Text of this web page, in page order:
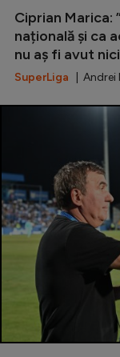
Ciprian Marica:
națională și ca
nu aș fi avut
SuperLiga | Andrei